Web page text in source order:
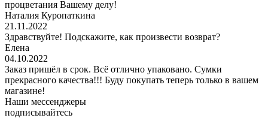
процветания Вашему делу!
Наталия Куропаткина
21.11.2022
Здравствуйте! Подскажите, как произвести возврат?
Елена
04.10.2022
Заказ пришёл в срок. Всё отлично упаковано. Сумки
прекрасного качества!!! Буду покупать теперь только в вашем
магазине!
Наши мессенджеры
подписывайтесь